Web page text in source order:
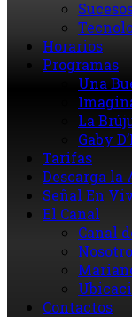
Horarios
Programas
Una
La
Gaby
Tarifas
Descarga la
Señal En
El Canal
Canal
Contactos